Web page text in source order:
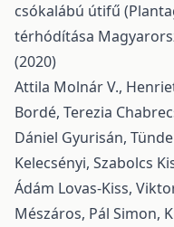
csókalábú útifű
térhódítása
(2020)
Attila Molnár V.,
Bordé, Terezia
Dániel Gyurisán,
Kelecsényi, Szabolcs
Ádám Lovas-Kiss,
Mészáros, Pál Simon,